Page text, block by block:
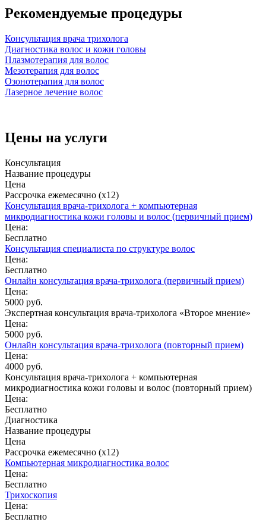
Рекомендуемые процедуры
Консультация врача трихолога
Диагностика волос и кожи головы
Плазмотерапия для волос
Мезотерапия для волос
Озонотерапия для волос
Лазерное лечение волос
Цены на услуги
Консультация
Название процедуры
Цена
Рассрочка ежемесячно (x12)
Консультация врача-трихолога + компьютерная
микродиагностика кожи головы и волос (первичный прием)
Цена:
Бесплатно
Консультация специалиста по структуре волос
Цена:
Бесплатно
Онлайн консультация врача-трихолога (первичный прием)
Цена:
5000 руб.
Экспертная консультация врача-трихолога «Второе мнение»
Цена:
5000 руб.
Онлайн консультация врача-трихолога (повторный прием)
Цена:
4000 руб.
Консультация врача-трихолога + компьютерная
микродиагностика кожи головы и волос (повторный прием)
Цена:
Бесплатно
Диагностика
Название процедуры
Цена
Рассрочка ежемесячно (x12)
Компьютерная микродиагностика волос
Цена:
Бесплатно
Трихоскопия
Цена:
Бесплатно